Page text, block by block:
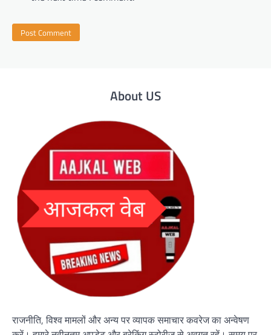
About US
राजनीति, विश्व मामलों और अन्य पर व्यापक समाचार कवरेज का अन्वेषण